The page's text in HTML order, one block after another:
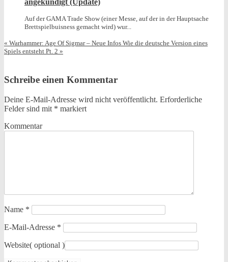
angekündigt (Update)
Auf der GAMA Trade Show (einer Messe, auf der in der Hauptsache
Brettspielbuisness gemacht wird) wur...
« Warhammer: Age Of Sigmar – Neue Infos Wie die deutsche Version eines
Spiels entsteht Pt. 2 »
Schreibe einen Kommentar
Deine E-Mail-Adresse wird nicht veröffentlicht. Erforderliche
Felder sind mit * markiert
Kommentar
Name *
E-Mail-Adresse *
Website( optional )